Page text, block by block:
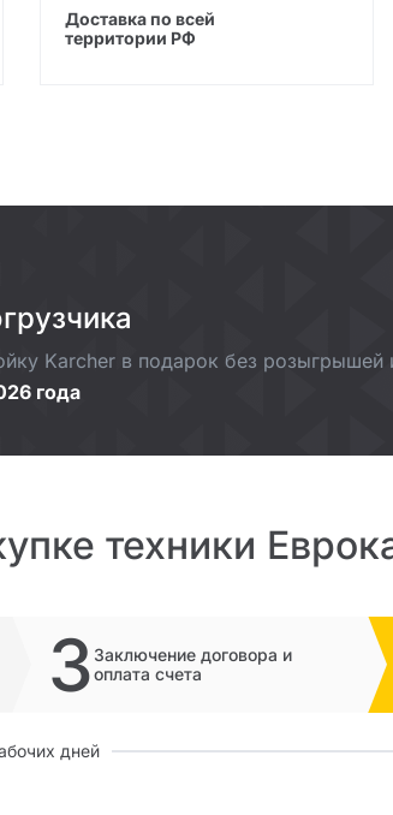
Доставка по всей
территории РФ
Karcher в подарок без розыгрышей
года
техники
3 Заключение договора и
оплата счета
дней